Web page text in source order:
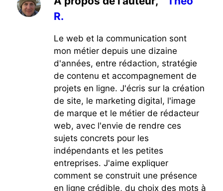
R.
Le web et la communication sont
mon métier depuis une dizaine
d'années, entre rédaction, stratégie
de contenu et accompagnement de
projets en ligne. J'écris sur la création
de site, le marketing digital, l'image
de marque et le métier de rédacteur
web, avec l'envie de rendre ces
sujets concrets pour les
indépendants et les petites
entreprises. J'aime expliquer
comment se construit une présence
en ligne crédible, du choix des mots à